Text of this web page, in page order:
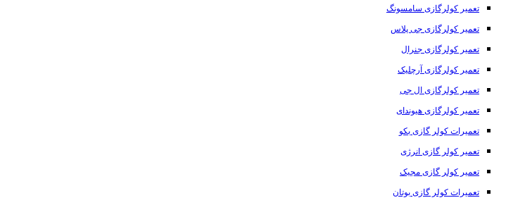
تعمیر کولرگازی سامسونگ
تعمیر کولرگازی جی پلاس
تعمیر کولرگازی جنرال
تعمیر کولرگازی آرچلیک
تعمیر کولرگازی ال جی
تعمیر کولرگازی هیوندای
تعمیرات کولر گازی بکو
تعمیر کولر گازی انرژی
تعمیر کولر گازی مجیک
تعمیرات کولر گازی بوتان